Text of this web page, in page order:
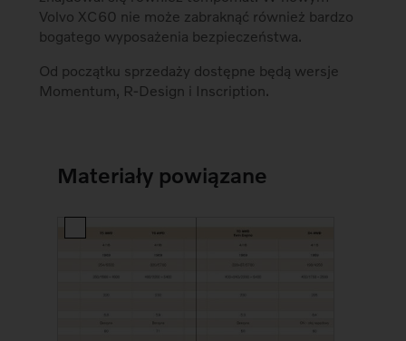
Volvo XC60 nie może zabraknąć również bardzo
bogatego wyposażenia bezpieczeństwa.
Od początku sprzedaży dostępne będą wersje
Momentum, R-Design i Inscription.
Materiały powiązane